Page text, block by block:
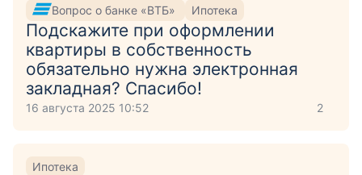
Вопрос о банке «ВТБ» Ипотека
Подскажите при оформлении
квартиры в собственность
обязательно нужна электронная
закладная? Спасибо!
16 августа 2025 10:52 2
Ипотека